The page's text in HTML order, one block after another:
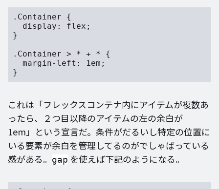
.Container {
  display: flex;
}
.Container > * + * {
  margin-left: 1em;
これは「フレックスコンテナ内にアイテムが複数あ
ったら、２つ目以降のアイテムの左の余白が
1em」という宣言だ。条件がだるいし特定の位置に
いる要素が余白を管理してるのがでしゃばっている
感がある。 gap を使えば下記のようになる。